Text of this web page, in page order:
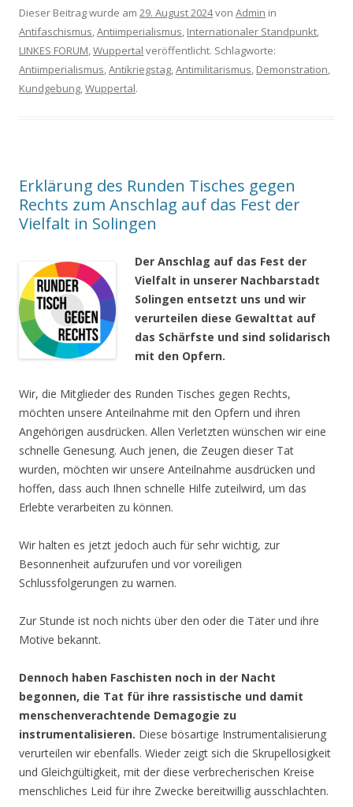
Dieser Beitrag wurde am 29. August 2024von Admin in
Antifaschismus,Antiimperialismus, Internationaler Standpunkt,
LINKES FORUM,Wuppertal veröffentlicht. Schlagworte:
Antiimperialismus,Antikriegstag,Antimilitarismus, Demonstration,
Kundgebung,Wuppertal.
Erklärung des Runden Tisches gegen
Rechts zum Anschlag auf das Fest der
Vielfalt in Solingen
Der Anschlag auf das Fest der
Vielfalt in unserer Nachbarstadt
Solingen entsetzt uns und wir
verurteilen diese Gewalttat auf
das Schärfste und sind solidarisch
mit den Opfern.
Wir, die Mitglieder des Runden Tisches gegen Rechts,
möchten unsere Anteilnahme mit den Opfern und ihren
Angehörigen ausdrücken. Allen Verletzten wünschen wir eine
schnelle Genesung. Auch jenen, die Zeugen dieser Tat
wurden, möchten wir unsere Anteilnahme ausdrücken und
hoffen, dass auch Ihnen schnelle Hilfe zuteilwird, um das
Erlebte verarbeiten zu können.
Wir halten es jetzt jedoch auch für sehr wichtig, zur
Besonnenheit aufzurufen und vor voreiligen
Schlussfolgerungen zu warnen.
Zur Stunde ist noch nichts über den oder die Täter und ihre
Motive bekannt.
Dennoch haben Faschisten noch in der Nacht
begonnen, die Tat für ihre rassistische und damit
menschenverachtende Demagogie zu
instrumentalisieren. Diese bösartige Instrumentalisierung
verurteilen wir ebenfalls. Wieder zeigt sich die Skrupellosigkeit
und Gleichgültigkeit, mit der diese verbrecherischen Kreise
menschliches Leid für ihre Zwecke bereitwillig ausschlachten.